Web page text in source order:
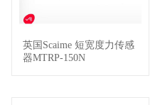
查看详情
英国Scaime 短宽度力传感
器MTRP-150N